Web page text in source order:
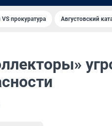
прокуратура Августовский